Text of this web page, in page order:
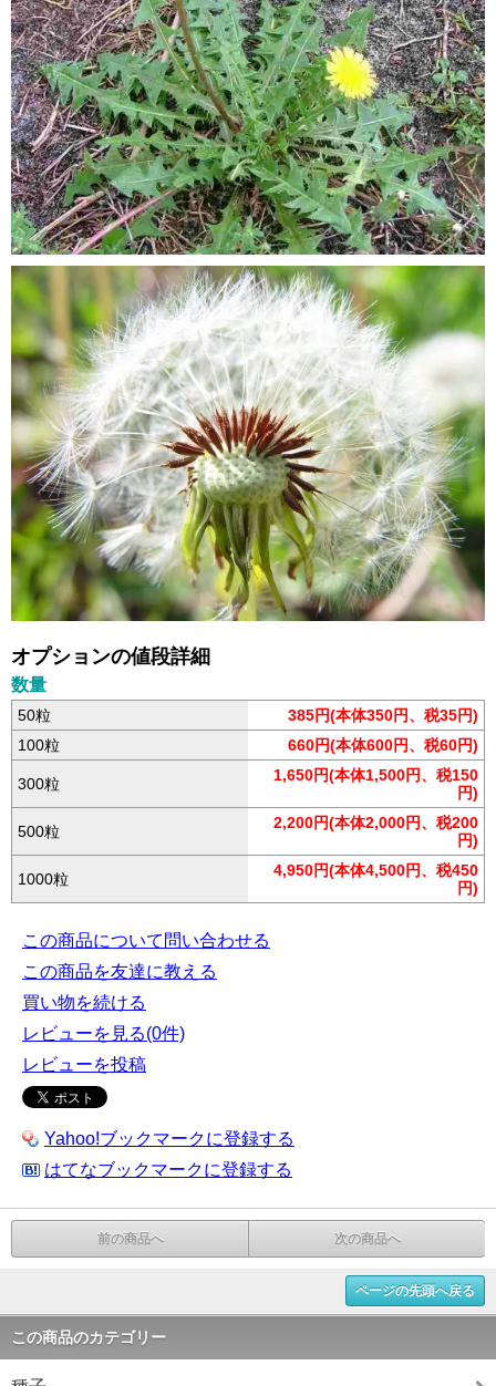
オプションの値段詳細
数量
50粒
385円(本体350円、税35円)
100粒
660円(本体600円、税60円)
300粒
1,650円(本体1,500円、税150
円)
500粒
2,200円(本体2,000円、税200
円)
1000粒
4,950円(本体4,500円、税450
円)
この商品について問い合わせる
この商品を友達に教える
買い物を続ける
レビューを見る(0件)
レビューを投稿
Yahoo!ブックマークに登録する
はてなブックマークに登録する
前の商品へ 次の商品へ
ページの先頭へ戻る
この商品のカテゴリー